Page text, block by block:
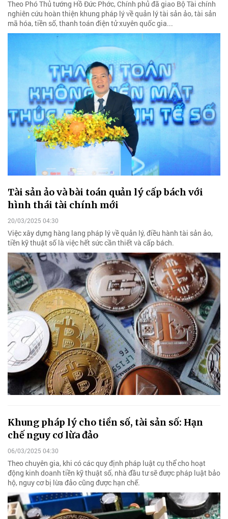
Theo Phó Thủ tướng Hồ Đức Phớc, Chính phủ đã giao Bộ Tài chính
nghiên cứu hoàn thiện khung pháp lý về quản lý tài sản ảo, tài sản
mã hóa, tiền số, thanh toán điện tử xuyên quốc gia...
Tài sản ảo và bài toán quản lý cấp bách với
hình thái tài chính mới
20/03/2025 04:30
Việc xây dựng hàng lang pháp lý về quản lý, điều hành tài sản ảo,
tiền kỹ thuật số là việc hết sức cần thiết và cấp bách.
Khung pháp lý cho tiền số, tài sản số: Hạn
chế nguy cơ lừa đảo
06/03/2025 04:30
Theo chuyên gia, khi có các quy định pháp luật cụ thể cho hoạt
động kinh doanh tiền kỹ thuật số, nhà đầu tư sẽ được pháp luật bảo
hộ, nguy cơ bị lừa đảo cũng được hạn chế.